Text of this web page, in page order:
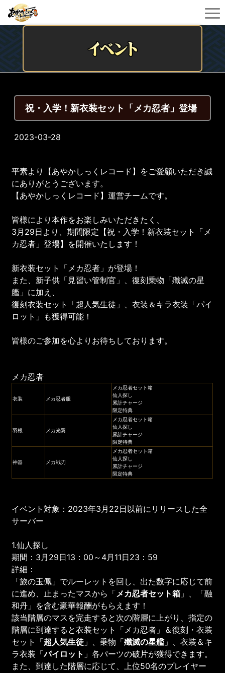
祝・入学！新衣装セット「メカ忍者」登場
2023-03-28
平素より【あやかしっくレコード】をご愛顧いただき誠
にありがとうございます。
【あやかしっくレコード】運営チームです。
皆様により本作をお楽しみいただきたく、
3月29日より、期間限定【祝・入学！新衣装セット「メ
カ忍者」登場】を開催いたします！
新衣装セット「メカ忍者」が登場！
また、新子供「見習い管制官」、復刻乗物「殲滅の星
艦」に加え、
復刻衣装セット「超人気生徒」、衣装＆キラ衣装「パイ
ロット」も獲得可能！
皆様のご参加を心よりお待ちしております。
メカ忍者
衣装 メカ忍者服
メカ忍者セット箱
仙人探し
累計チャージ
限定特典
羽根 メカ光翼
メカ忍者セット箱
仙人探し
累計チャージ
限定特典
神器 メカ戦刃
メカ忍者セット箱
仙人探し
累計チャージ
限定特典
イベント対象：2023年3月22日以前にリリースした全
サーバー
1.仙人探し
期間：3月29日13：00～4月11日23：59
詳細：
「旅の玉佩」でルーレットを回し、出た数字に応じて前
に進め、止まったマスから「 メカ忍者セット箱 」、「融
和丹」を含む豪華報酬がもらえます！
該当階層のマスを完走すると次の階層に上がり、指定の
階層に到達すると衣装セット「メカ忍者」＆復刻・衣装
セット「超人気生徒 」、乗物「殲滅の星艦」、衣装＆キ
ラ衣装「パイロット 」各パーツの破片が獲得できます。
また、到達した階層に応じて、上位50名のプレイヤー